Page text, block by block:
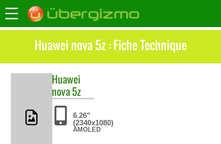
Huawei nova 5z : Fiche Technique
Huawei
nova 5z
6.26"
(2340x1080)
AMOLED